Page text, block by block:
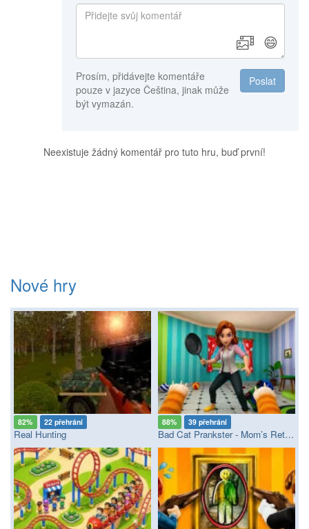
😄
Poslat
Prosím, přidávejte komentáře
pouze v jazyce Čeština, jinak může
být vymazán.
Neexistuje žádný komentář pro tuto hru, buď první!
Nové hry
82% 22 přehrání
Real Hunting
88% 39 přehrání
Bad Cat Prankster - Mom’s Return